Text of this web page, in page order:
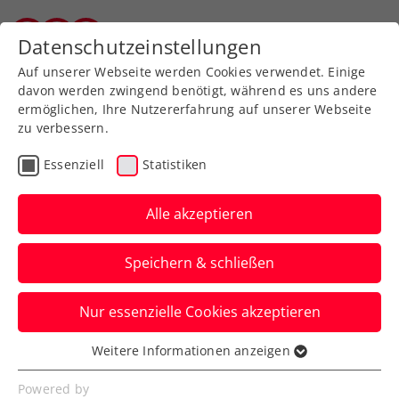
Zurück zur Newsübersicht
ATP
French Open: Ofner
unterliegt Nummer 17 der
Welt
Gegen Luciano Darderi kommt für
Österreichs aktuelle Nummer eins in
Runde eins das Aus.
Verfasst von: Manuel Wachta, 26.05.2026
Datenschutzeinstellungen
Auf unserer Webseite werden Cookies verwendet. Einige
davon werden zwingend benötigt, während es uns andere
ermöglichen, Ihre Nutzererfahrung auf unserer Webseite
zu verbessern.
Essenziell Statistiken
Alle akzeptieren
Speichern & schließen
Nur essenzielle Cookies akzeptieren
Essenziell
Essenzielle Cookies werden für grundlegende
Weitere Informationen anzeigen
Powered by